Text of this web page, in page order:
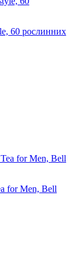
60 рослинних
for Men, Bell